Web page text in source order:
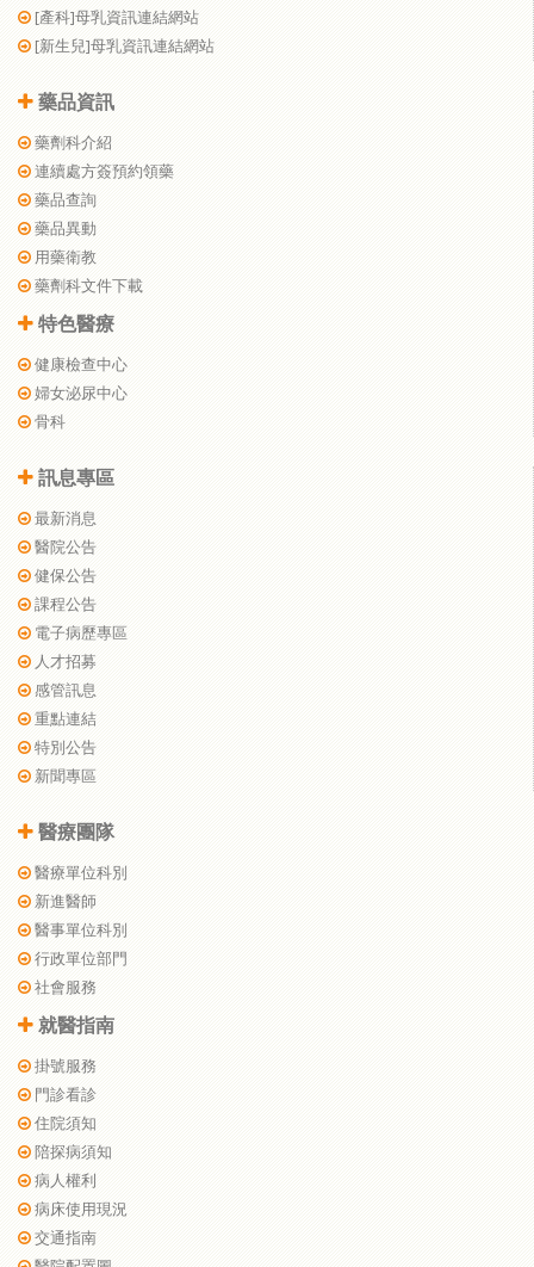
[產科]母乳資訊連結網站
[新生兒]母乳資訊連結網站
藥品資訊
藥劑科介紹
連續處方簽預約領藥
藥品查詢
藥品異動
用藥衛教
藥劑科文件下載
特色醫療
健康檢查中心
婦女泌尿中心
骨科
訊息專區
最新消息
醫院公告
健保公告
課程公告
電子病歷專區
人才招募
感管訊息
重點連結
特別公告
新聞專區
醫療團隊
醫療單位科別
新進醫師
醫事單位科別
行政單位部門
社會服務
就醫指南
掛號服務
門診看診
住院須知
陪探病須知
病人權利
病床使用現況
交通指南